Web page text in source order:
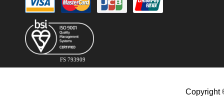
FS 793909
Copyright